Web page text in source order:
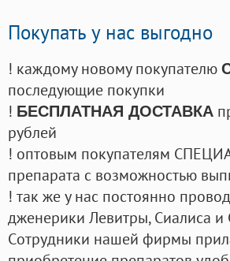
Покупать у нас выгодно
! каждому новому покупателю
последующие покупки
! БЕСПЛАТНАЯ ДОСТАВКА
рублей
! оптовым покупателям
препарата с возможностью
! так же у нас постоянно
дженерики Левитры, Сиалиса
Cотрудники нашей фирмы